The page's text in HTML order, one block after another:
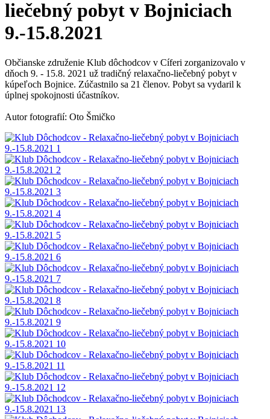
liečebný pobyt v Bojniciach
9.-15.8.2021
Občianske združenie Klub dôchodcov v Cíferi zorganizovalo v
dňoch 9. - 15.8. 2021 už tradičný relaxačno-liečebný pobyt v
kúpeľoch Bojnice. Zúčastnilo sa 21 členov. Pobyt sa vydaril k
úplnej spokojnosti účastníkov.
Autor fotografií: Oto Šmičko